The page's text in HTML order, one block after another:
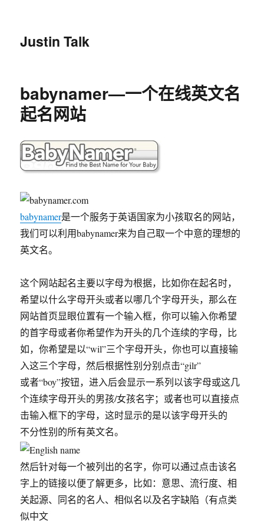
Justin Talk
babynamer—一个在线英文名
起名网站
babynamer是一个服务于英语国家为小孩取名的网站，
我们可以利用babynamer来为自己取一个中意的理想的
英文名。
这个网站起名主要以字母为根据，比如你在起名时，
希望以什么字母开头或者以哪几个字母开头，那么在
网站首页显眼位置有一个输入框，你可以输入你希望
的首字母或者你希望作为开头的几个连续的字母，比
如，你希望是以“wil”三个字母开头，你也可以直接输
入这三个字母，然后根据性别分别点击“gilr”
或者“boy”按钮，进入后会显示一系列以该字母或这几
个连续字母开头的男孩/女孩名字；或者也可以直接点
击输入框下的字母，这时显示的是以该字母开头的
不分性别的所有英文名。
然后针对每一个被列出的名字，你可以通过点击该名
字上的链接以便了解更多，比如：意思、流行度、相
关起源、同名的名人、相似名以及名字缺陷（有点类
似中文